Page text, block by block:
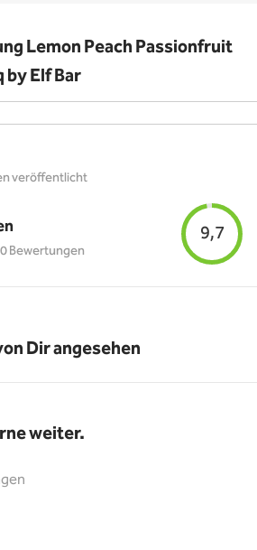
Lemon Peach Passionfruit
Elf Bar
veröffentlicht
Bewertungen
9,7
Dir angesehen
weiter.